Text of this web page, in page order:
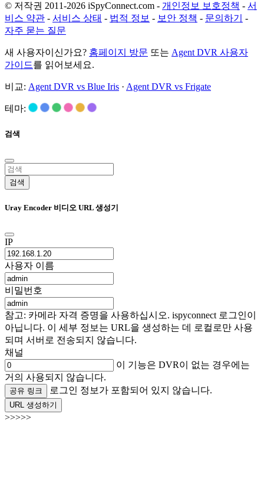
© 저작권 2011-2026 iSpyConnect.com - 개인정보 보호정책 - 서
비스 약관 - 서비스 상태 - 법적 정보 - 보안 정책 - 문의하기
-
자주 묻는 질문
새 사용자이신가요? 홈페이지 방문 또는 Agent DVR 사용자
가이드를 읽어보세요.
비교: Agent DVR vs Blue Iris · Agent DVR vs Frigate
테마:
검색
검색
Uray Encoder 비디오 URL 생성기
IP
사용자 이름
비밀번호
참고: 카메라 자격 증명을 사용하십시오. ispyconnect 로그인이
아닙니다. 이 세부 정보는 URL을 생성하는 데 로컬로만 사용
되며 서버로 전송되지 않습니다.
채널
이 기능은 DVR이 없는 경우에는
거의 사용되지 않습니다.
공유 링크 로그인 정보가 포함되어 있지 않습니다.
URL 생성하기
>>>>>